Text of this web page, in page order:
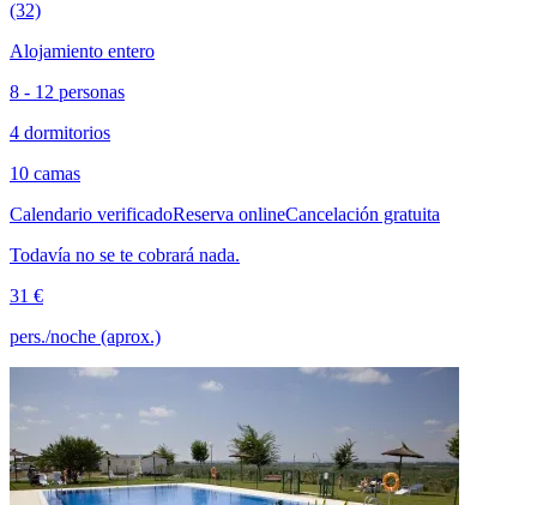
(32)
Alojamiento entero
8 - 12 personas
4 dormitorios
10 camas
Calendario verificadoReserva onlineCancelación gratuita
Todavía no se te cobrará nada.
31 €
pers./noche (aprox.)